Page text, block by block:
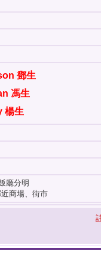
鄧生
馮生
楊生
廳分明
商場、街市